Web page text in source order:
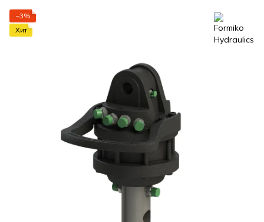
−3%
Хит